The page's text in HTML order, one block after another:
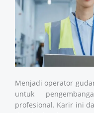
Menjadi operator
untuk
profesional. Karir ini